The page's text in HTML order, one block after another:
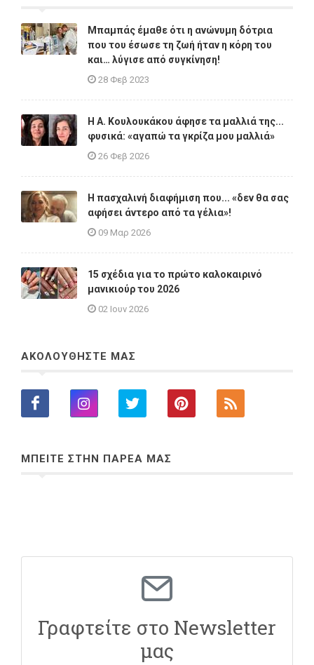
Μπαμπάς έμαθε ότι η ανώνυμη δότρια
που του έσωσε τη ζωή ήταν η κόρη του
και… λύγισε από συγκίνηση!
28 Φεβ 2023
Η A. Κουλουκάκου άφησε τα μαλλιά της...
φυσικά: «αγαπώ τα γκρίζα μου μαλλιά»
26 Φεβ 2026
Η πασχαλινή διαφήμιση που... «δεν θα σας
αφήσει άντερο από τα γέλια»!
09 Μαρ 2026
15 σχέδια για το πρώτο καλοκαιρινό
μανικιούρ του 2026
02 Ιουν 2026
ΑΚΟΛΟΥΘΗΣΤΕ ΜΑΣ
ΜΠΕΙΤΕ ΣΤΗΝ ΠΑΡΕΑ ΜΑΣ
Γραφτείτε στο Newsletter
μας